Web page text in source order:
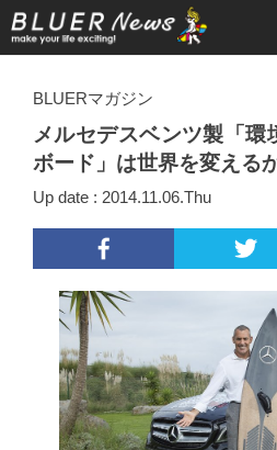
BLUERマガジン
メルセデスベンツ製「環
ボード」は世界を変える
Up date : 2014.11.06.Thu